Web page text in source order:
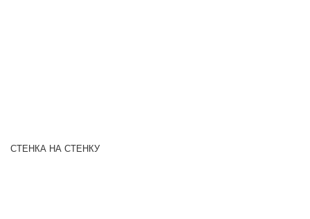
СТЕНКА НА СТЕНКУ